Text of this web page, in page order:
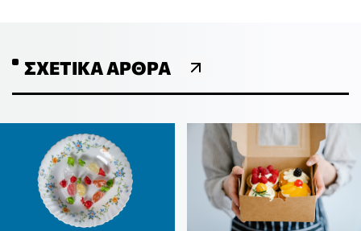
ΣΧΕΤΙΚΆ ΆΡΘΡΑ